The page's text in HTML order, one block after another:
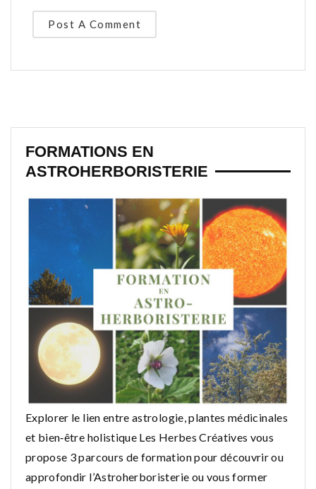
FORMATIONS EN
ASTROHERBORISTERIE
Explorer le lien entre astrologie, plantes médicinales
et bien‑être holistique Les Herbes Créatives vous
propose 3 parcours de formation pour découvrir ou
approfondir l’Astroherboristerie ou vous former